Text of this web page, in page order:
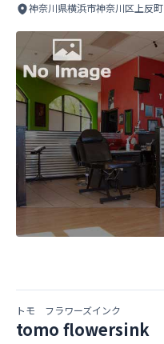
神奈川県横浜市神奈川区上反町
からからす
トモ フラワーズインク
tomo flowersink